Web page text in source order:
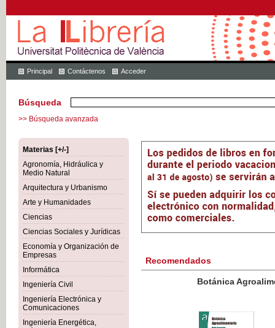
Principal Contáctenos Acceder
Búsqueda
>> Búsqueda avanzada
Materias [+/-]
Agronomía, Hidráulica y
Medio Natural
Arquitectura y Urbanismo
Arte y Humanidades
Ciencias
Ciencias Sociales y Jurídicas
Economía y Organización de
Empresas
Informática
Ingeniería Civil
Ingeniería Electrónica y
Comunicaciones
Ingeniería Energética,
Recomendados
Botánica Agroalimentaria